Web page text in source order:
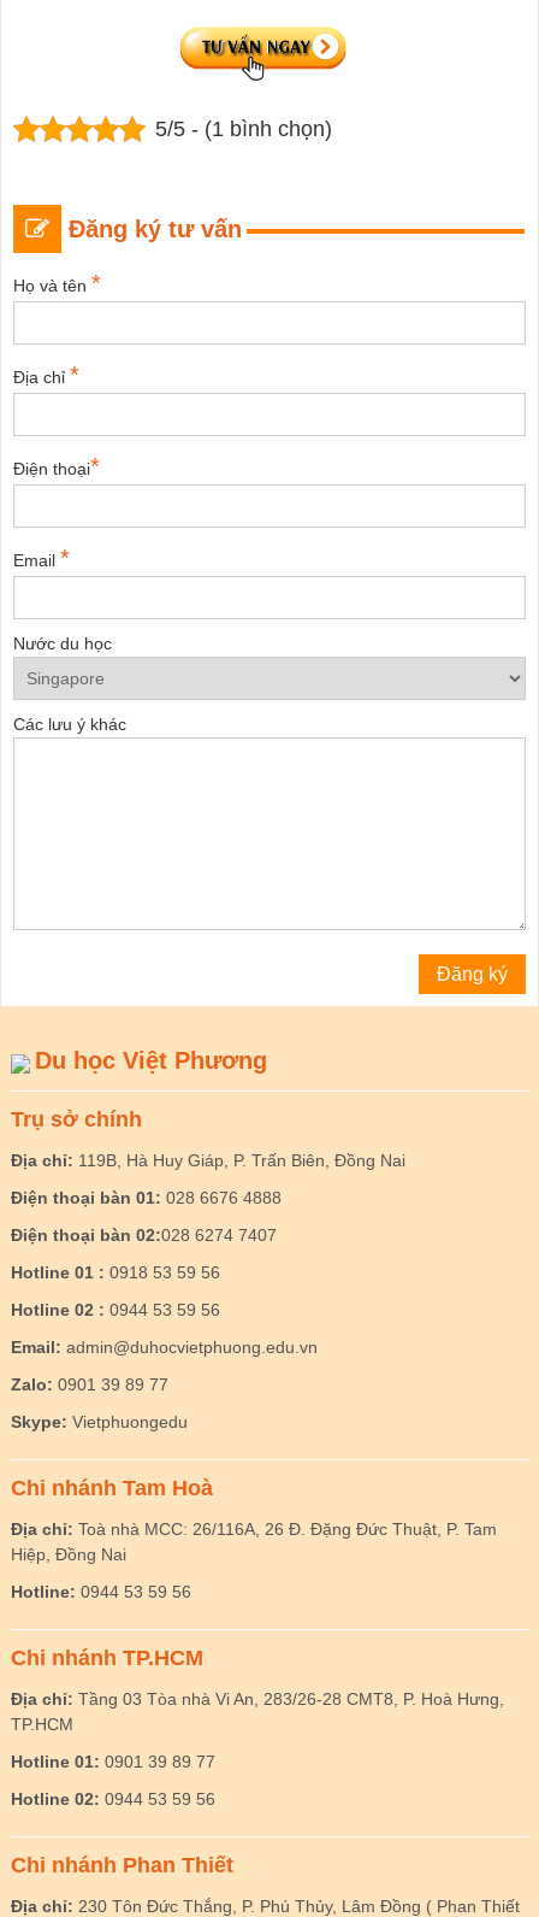
5/5 - (1 bình chọn)
Đăng ký tư vấn
Họ và tên *
Địa chỉ *
Điện thoại*
Email *
Nước du học
Các lưu ý khác
Du học Việt Phương
Trụ sở chính
Địa chỉ: 119B, Hà Huy Giáp, P. Trấn Biên, Đồng Nai
Điện thoại bàn 01: 028 6676 4888
Điện thoại bàn 02:028 6274 7407
Hotline 01 : 0918 53 59 56
Hotline 02 : 0944 53 59 56
Email: admin@duhocvietphuong.edu.vn
Zalo: 0901 39 89 77
Skype: Vietphuongedu
Chi nhánh Tam Hoà
Địa chỉ: Toà nhà MCC: 26/116A, 26 Đ. Đặng Đức Thuật, P. Tam
Hiệp, Đồng Nai
Hotline: 0944 53 59 56
Chi nhánh TP.HCM
Địa chỉ: Tầng 03 Tòa nhà Vi An, 283/26-28 CMT8, P. Hoà Hưng,
TP.HCM
Hotline 01: 0901 39 89 77
Hotline 02: 0944 53 59 56
Chi nhánh Phan Thiết
Địa chỉ: 230 Tôn Đức Thắng, P. Phú Thủy, Lâm Đồng ( Phan Thiết